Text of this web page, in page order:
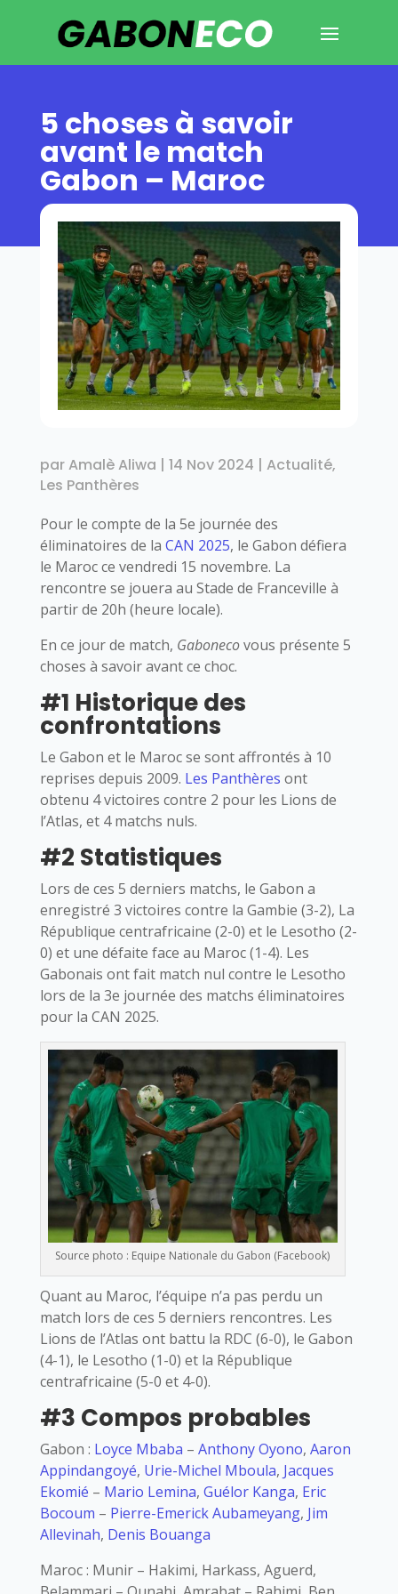
5 choses à savoir
avant le match
Gabon – Maroc
parAmalè Aliwa | 14 Nov 2024 | Actualité,
Les Panthères
Pour le compte de la 5e journée des
éliminatoires de la CAN 2025, le Gabon défiera
le Maroc ce vendredi 15 novembre. La
rencontre se jouera au Stade de Franceville à
partir de 20h (heure locale).
En ce jour de match, Gabonecovous présente 5
choses à savoir avant ce choc.
#1 Historique des
confrontations
Le Gabon et le Maroc se sont affrontés à 10
reprises depuis 2009. Les Panthères ont
obtenu 4 victoires contre 2 pour les Lions de
l’Atlas, et 4 matchs nuls.
#2 Statistiques
Lors de ces 5 derniers matchs, le Gabon a
enregistré 3 victoires contre la Gambie (3-2), La
République centrafricaine (2-0) et le Lesotho (2-
0) et une défaite face au Maroc (1-4). Les
Gabonais ont fait match nul contre le Lesotho
lors de la 3e journée des matchs éliminatoires
pour la CAN 2025.
Source photo : Equipe Nationale du Gabon (Facebook)
Quant au Maroc, l’équipe n’a pas perdu un
match lors de ces 5 derniers rencontres. Les
Lions de l’Atlas ont battu la RDC (6-0), le Gabon
(4-1), le Lesotho (1-0) et la République
centrafricaine (5-0 et 4-0).
#3 Compos probables
Gabon : Loyce Mbaba – Anthony Oyono, Aaron
Appindangoyé, Urie-Michel Mboula, Jacques
Ekomié – Mario Lemina, Guélor Kanga, Eric
Bocoum – Pierre-Emerick Aubameyang, Jim
Allevinah, Denis Bouanga
Maroc : Munir – Hakimi, Harkass, Aguerd,